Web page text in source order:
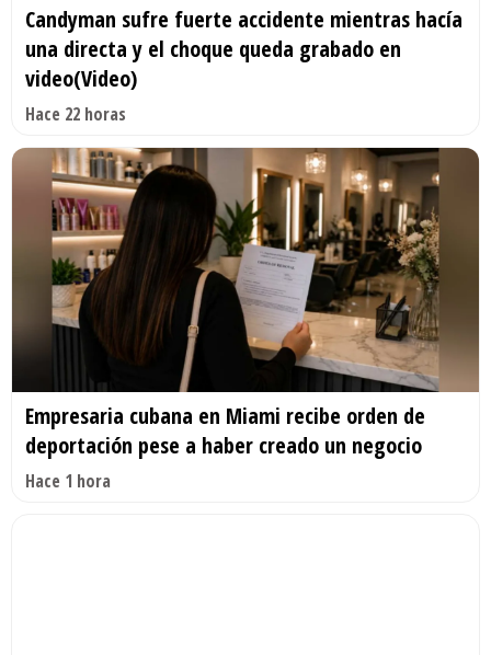
Candyman sufre fuerte accidente mientras hacía
una directa y el choque queda grabado en
video(Video)
Hace 22 horas
Empresaria cubana en Miami recibe orden de
deportación pese a haber creado un negocio
Hace 1 hora